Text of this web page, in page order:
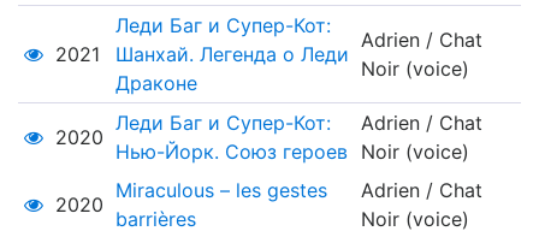
2021
Леди Баг и Супер-Кот:
Шанхай. Легенда о Леди
Драконе
Adrien / Chat
Noir (voice)
2020
Леди Баг и Супер-Кот:
Нью-Йорк. Союз героев
Adrien / Chat
Noir (voice)
2020
Miraculous – les gestes
barrières
Adrien / Chat
Noir (voice)